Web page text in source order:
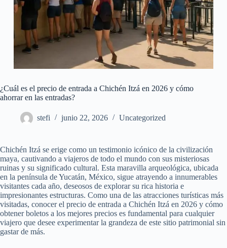
¿Cuál es el precio de entrada a Chichén Itzá en 2026 y cómo
ahorrar en las entradas?
stefi junio 22, 2026 Uncategorized
Chichén Itzá se erige como un testimonio icónico de la civilización
maya, cautivando a viajeros de todo el mundo con sus misteriosas
ruinas y su significado cultural. Esta maravilla arqueológica, ubicada
en la península de Yucatán, México, sigue atrayendo a innumerables
visitantes cada año, deseosos de explorar su rica historia e
impresionantes estructuras. Como una de las atracciones turísticas más
visitadas, conocer el precio de entrada a Chichén Itzá en 2026 y cómo
obtener boletos a los mejores precios es fundamental para cualquier
viajero que desee experimentar la grandeza de este sitio patrimonial sin
gastar de más.